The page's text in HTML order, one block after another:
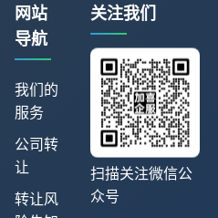
网站
导航
我们的
服务
公司转
让
转让风
关注我们
扫描关注微信公
众号